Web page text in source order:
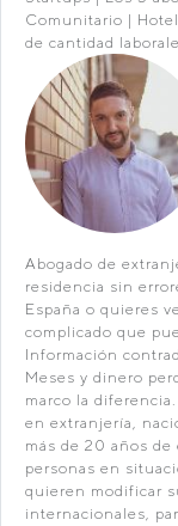
Comunitario |
de cantidad
Abogado de
residencia sin
España o quieres
complicado que
Información
Meses y dinero
marco la
en extranjería,
más de 20 años
personas en
quieren modificar
internacionales,